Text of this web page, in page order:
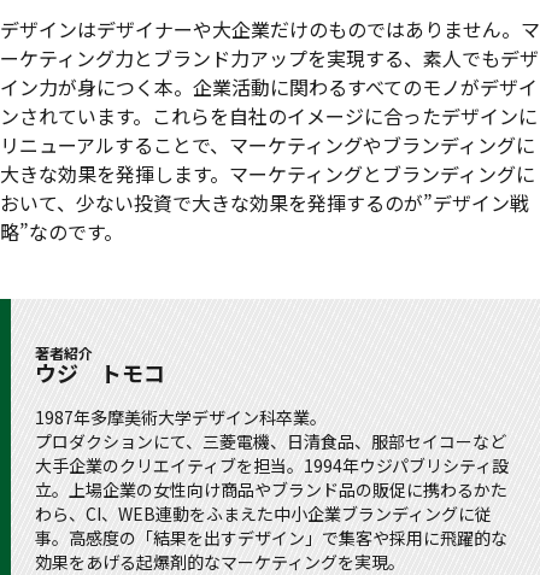
デザインはデザイナーや大企業だけのものではありません。マ
ーケティング力とブランド力アップを実現する、素人でもデザ
イン力が身につく本。企業活動に関わるすべてのモノがデザイ
ンされています。これらを自社のイメージに合ったデザインに
リニューアルすることで、マーケティングやブランディングに
大きな効果を発揮します。マーケティングとブランディングに
おいて、少ない投資で大きな効果を発揮するのが”デザイン戦
略”なのです。
著者紹介
ウジ トモコ
1987年多摩美術大学デザイン科卒業。
プロダクションにて、三菱電機、日清食品、服部セイコーなど
大手企業のクリエイティブを担当。1994年ウジパブリシティ設
立。上場企業の女性向け商品やブランド品の販促に携わるかた
わら、CI、WEB連動をふまえた中小企業ブランディングに従
事。高感度の「結果を出すデザイン」で集客や採用に飛躍的な
効果をあげる起爆剤的なマーケティングを実現。